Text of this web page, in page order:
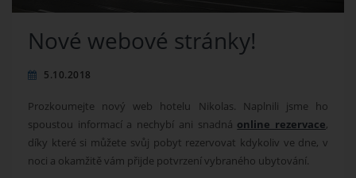
Nové webové stránky!
5.10.2018
Prozkoumejte nový web hotelu Nikolas. Naplnili jsme ho
spoustou informací a nechybí ani snadná online rezervace,
díky které si můžete svůj pobyt rezervovat kdykoliv ve dne, v
noci a okamžitě vám přijde potvrzení vybraného ubytování.